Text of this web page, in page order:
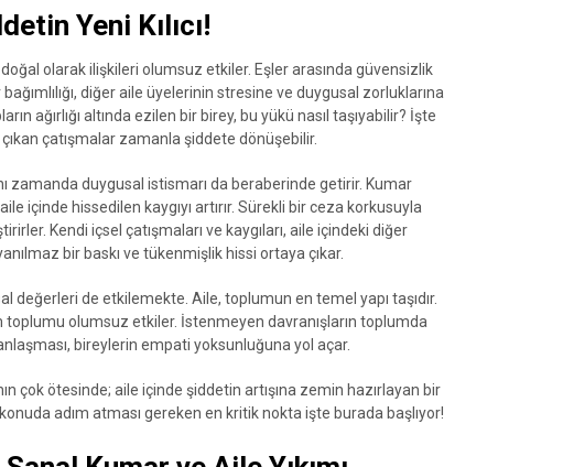
Yeni Kılıcı!
olarak ilişkileri olumsuz etkiler. Eşler arasında güvensizlik
diğer aile üyelerinin stresine ve duygusal zorluklarına
ağırlığı altında ezilen bir birey, bu yükü nasıl taşıyabilir? İşte
çatışmalar zamanla şiddete dönüşebilir.
zamanda duygusal istismarı da beraberinde getirir. Kumar
içinde hissedilen kaygıyı artırır. Sürekli bir ceza korkusuyla
Kendi içsel çatışmaları ve kaygıları, aile içindeki diğer
bir baskı ve tükenmişlik hissi ortaya çıkar.
değerleri de etkilemekte. Aile, toplumun en temel yapı taşıdır.
toplumu olumsuz etkiler. İstenmeyen davranışların toplumda
bireylerin empati yoksunluğuna yol açar.
çok ötesinde; aile içinde şiddetin artışına zemin hazırlayan bir
adım atması gereken en kritik nokta işte burada başlıyor!